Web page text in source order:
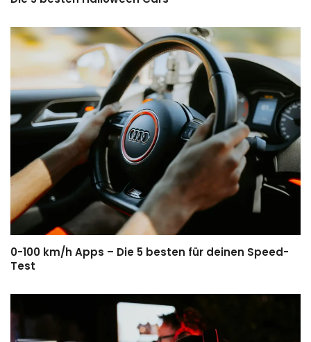
0-100 km/h Apps – Die 5 besten für deinen Speed-
Test